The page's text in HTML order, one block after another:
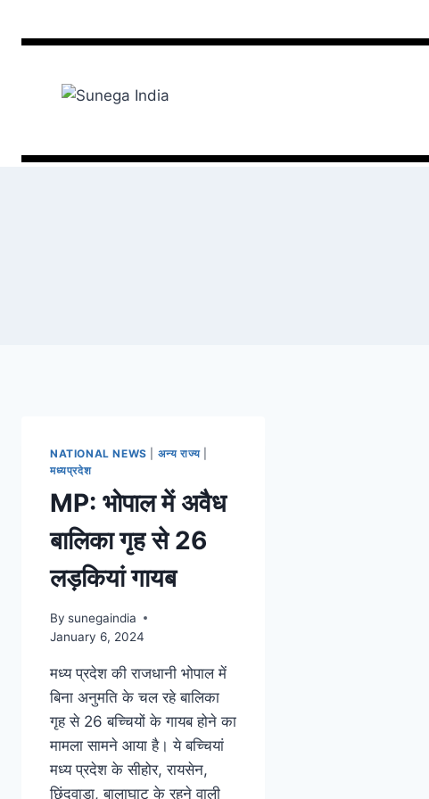
NATIONAL NEWS अन्य राज्य|
मध्यप्रदेश
MP: भोपाल में अवैध
बालिका गृह से 26
लड़कियां गायब
By sunegaindia
January 6, 2024
मध्य प्रदेश की राजधानी भोपाल में
बिना अनुमति के चल रहे बालिका
गृह से 26 बच्चियों के गायब होने का
मामला सामने आया है। ये बच्चियां
मध्य प्रदेश के सीहोर, रायसेन,
छिंदवाड़ा, बालाघाट के रहने वाली